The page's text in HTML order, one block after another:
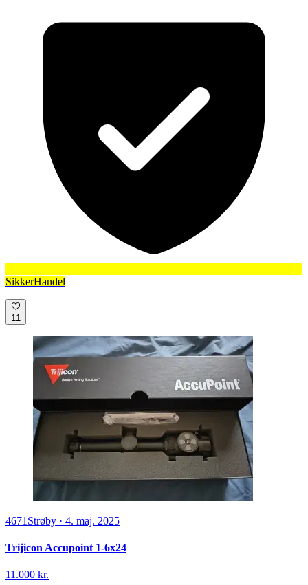
SikkerHandel
11
4671 Strøby · 4. maj. 2025
Trijicon Accupoint 1-6x24
11.000 kr.